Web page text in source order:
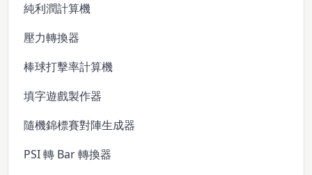
純利潤計算機
壓力轉換器
棒球打擊率計算機
填字遊戲製作器
隨機錦標賽對陣生成器
PSI 轉 Bar 轉換器